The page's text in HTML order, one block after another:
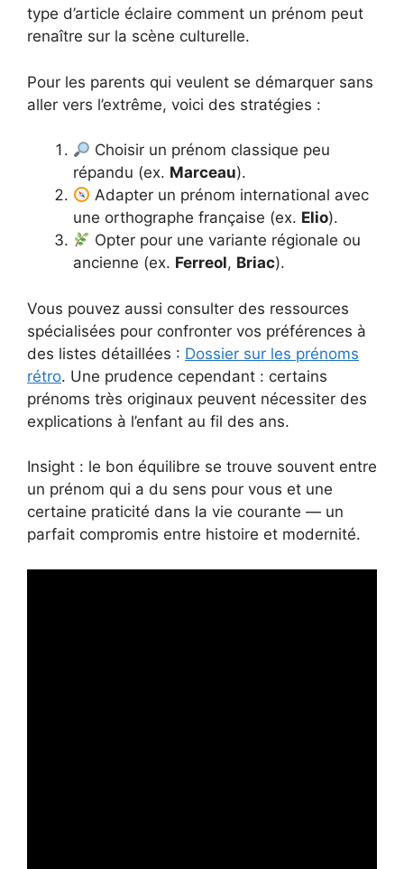
type d’article éclaire comment un prénom peut
renaître sur la scène culturelle.
Pour les parents qui veulent se démarquer sans
aller vers l’extrême, voici des stratégies :
Choisir un prénom classique peu
répandu (ex. Marceau).
Adapter un prénom international avec
une orthographe française (ex. Elio).
Opter pour une variante régionale ou
ancienne (ex. Ferreol, Briac).
Vous pouvez aussi consulter des ressources
spécialisées pour confronter vos préférences à
des listes détaillées : Dossier sur les prénoms
rétro. Une prudence cependant : certains
prénoms très originaux peuvent nécessiter des
explications à l’enfant au fil des ans.
Insight : le bon équilibre se trouve souvent entre
un prénom qui a du sens pour vous et une
certaine praticité dans la vie courante — un
parfait compromis entre histoire et modernité.